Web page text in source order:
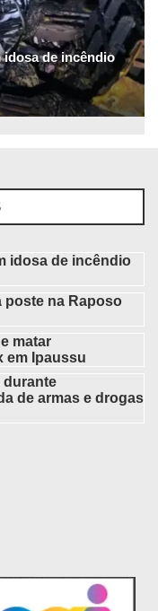
idosa de incêndio
idosa de incêndio
poste na Raposo
matar
em Ipaussu
durante
de armas e drogas